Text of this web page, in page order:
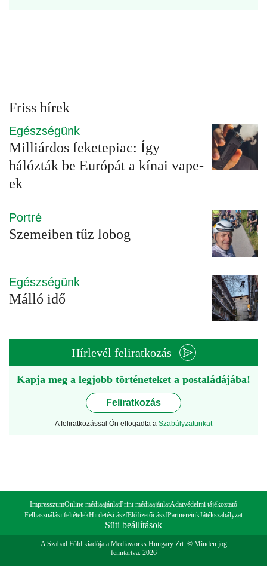
Friss hírek
Egészségünk
Milliárdos feketepiac: Így
hálózták be Európát a kínai vape-
ek
Portré
Szemeiben tűz lobog
Egészségünk
Málló idő
Hírlevél feliratkozás
Kapja meg a legjobb történeteket a postaládájába!
Feliratkozás
A feliratkozással Ön elfogadta a Szabályzatunkat
ImpresszumOnline médiaajánlatPrint médiaajánlatAdatvédelmi tájékoztató
Felhasználási feltételekHirdetési ászfElőfizetői ászfPartnereinkJátékszabályzat
Süti beállítások
A Szabad Föld kiadója a Mediaworks Hungary Zrt. © Minden jog
fenntartva. 2026